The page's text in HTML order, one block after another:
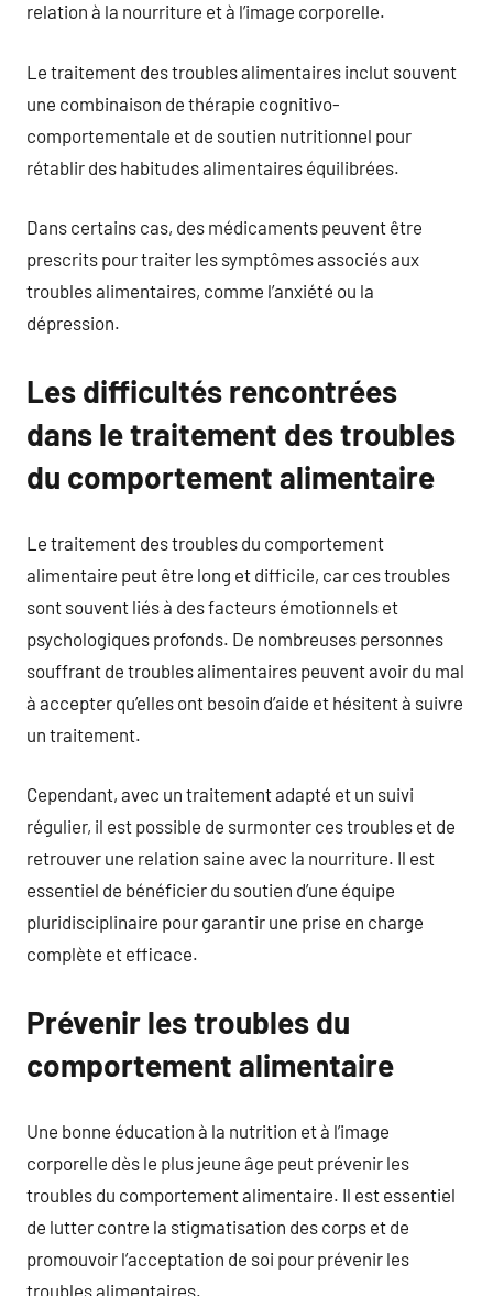
relation à la nourriture et à l’image corporelle.
Le traitement des troubles alimentaires inclut souvent
une combinaison de thérapie cognitivo-
comportementale et de soutien nutritionnel pour
rétablir des habitudes alimentaires équilibrées.
Dans certains cas, des médicaments peuvent être
prescrits pour traiter les symptômes associés aux
troubles alimentaires, comme l’anxiété ou la
dépression.
Les difficultés rencontrées
dans le traitement des troubles
du comportement alimentaire
Le traitement des troubles du comportement
alimentaire peut être long et difficile, car ces troubles
sont souvent liés à des facteurs émotionnels et
psychologiques profonds. De nombreuses personnes
souffrant de troubles alimentaires peuvent avoir du mal
à accepter qu’elles ont besoin d’aide et hésitent à suivre
un traitement.
Cependant, avec un traitement adapté et un suivi
régulier, il est possible de surmonter ces troubles et de
retrouver une relation saine avec la nourriture. Il est
essentiel de bénéficier du soutien d’une équipe
pluridisciplinaire pour garantir une prise en charge
complète et efficace.
Prévenir les troubles du
comportement alimentaire
Une bonne éducation à la nutrition et à l’image
corporelle dès le plus jeune âge peut prévenir les
troubles du comportement alimentaire. Il est essentiel
de lutter contre la stigmatisation des corps et de
promouvoir l’acceptation de soi pour prévenir les
troubles alimentaires.